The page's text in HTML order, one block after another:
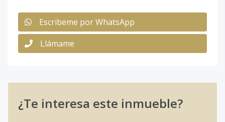
Escribeme por WhatsApp
Llámame
¿Te interesa este inmueble?